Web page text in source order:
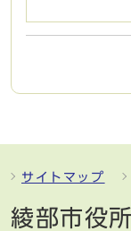
サイトマップ
綾部市役所